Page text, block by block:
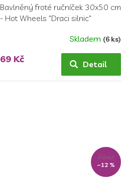
Bavlněný froté ručníček 30x50 cm
- Hot Wheels "Draci silnic"
Skladem (6 ks)
69 Kč Detail
79 Kč
–12 %